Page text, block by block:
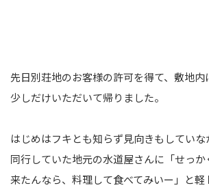
先日別荘地のお客様の許可を得て、敷地内
少しだけいただいて帰りました。
はじめはフキとも知らず見向きもしていな
同行していた地元の水道屋さんに「せっ
来たんなら、料理して食べてみいー」と